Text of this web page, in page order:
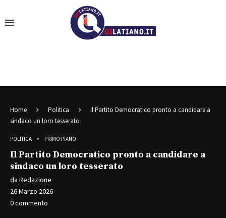
Home Politica
Il Partito Democratico pronto a candidare a
sindaco un loro tesserato
POLITICA PRIMO PIANO
Il Partito Democratico pronto a candidare a
sindaco un loro tesserato
da Redazione
26 Marzo 2026
0 commento